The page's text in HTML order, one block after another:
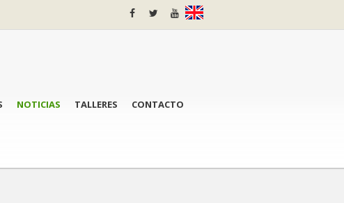
NOTICIAS TALLERES CONTACTO